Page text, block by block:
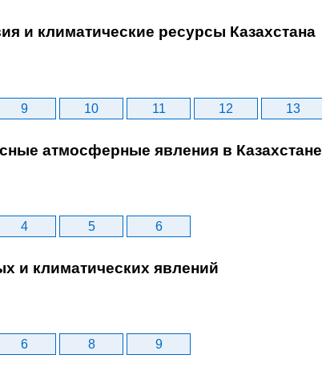
и климатические ресурсы Казахстана
9 10 11 12 13
атмосферные явления в Казахстане
4 5 6
и климатических явлений
6 8 9